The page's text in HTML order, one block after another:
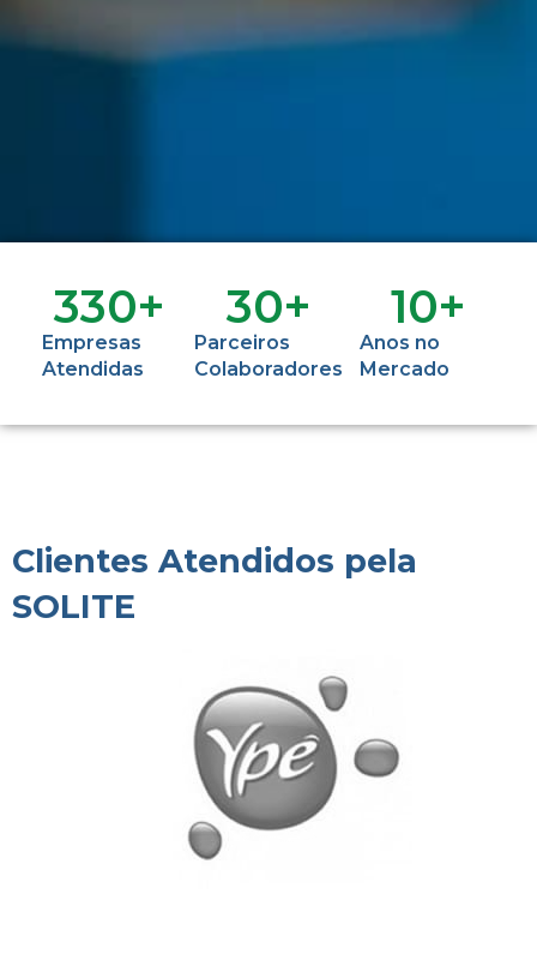
Empresas
Atendidas
330+
Parceiros
Colaboradores
30+
Anos no
Mercado
10+
Clientes Atendidos pela
SOLITE